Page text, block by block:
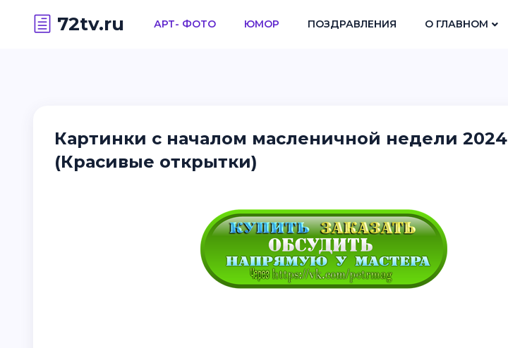
72tv.ru АРТ- ФОТО ЮМОР ПОЗДРАВЛЕНИЯ О ГЛАВНОМ
Картинки с началом масленичной недели 2024
(Красивые открытки)